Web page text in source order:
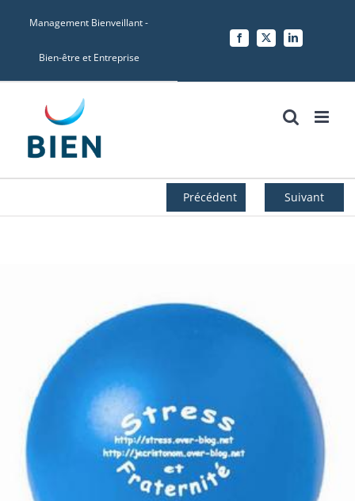
Management Bienveillant -
Bien-être et Entreprise
Facebook
X LinkedIn
Précédent Suivant